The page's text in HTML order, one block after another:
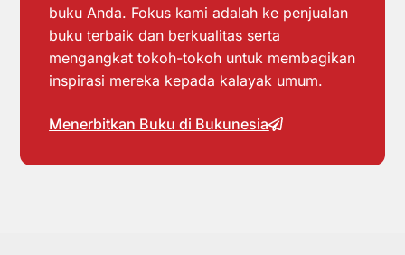
buku Anda. Fokus kami adalah ke penjualan
buku terbaik dan berkualitas serta
mengangkat tokoh-tokoh untuk membagikan
inspirasi mereka kepada kalayak umum.
Menerbitkan Buku di Bukunesia